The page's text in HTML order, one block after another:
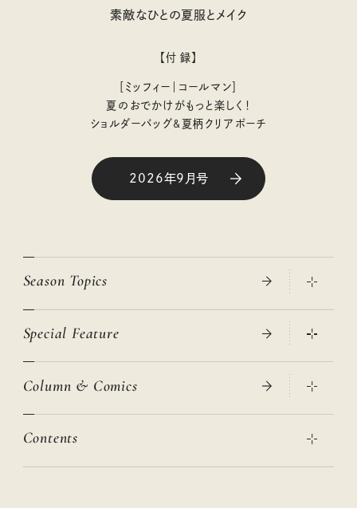
素敵なひとの夏服とメイク
【付 録】
［ミッフィー｜コールマン］
夏のおでかけがもっと楽しく！
ショルダーバッグ&夏柄クリアポーチ
2026年9月号
Season Topics
真夏のひんやりグッズ 2026
ニトリ・イケア・無印良品で賢くおしゃれなインテリア
絶品、お餅レシピ大集合！
Special Feature
2026年春夏 トレンドファッションニュース
女子旅おすすめスポット 暮らすように心地いいリンネル旅ガイ
Column & Comics
ぐれいさん
Contents